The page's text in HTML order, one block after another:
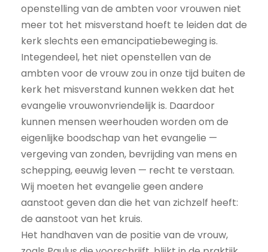
openstelling van de ambten voor vrouwen niet
meer tot het misverstand hoeft te leiden dat de
kerk slechts een emancipatiebeweging is.
Integendeel, het niet openstellen van de
ambten voor de vrouw zou in onze tijd buiten de
kerk het misverstand kunnen wekken dat het
evangelie vrouwonvriendelijk is. Daardoor
kunnen mensen weerhouden worden om de
eigenlijke boodschap van het evangelie —
vergeving van zonden, bevrijding van mens en
schepping, eeuwig leven — recht te verstaan.
Wij moeten het evangelie geen andere
aanstoot geven dan die het van zichzelf heeft:
de aanstoot van het kruis.
Het handhaven van de positie van de vrouw,